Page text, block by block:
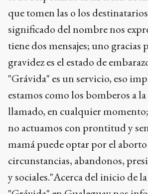
que tomen las o los
significado del nombre nos
tiene dos mensajes; uno gracias
gravidez es el estado de
"Grávida" es un servicio, eso
estamos como los bomberos a
llamado, en cualquier
no actuamos con prontitud y
mamá puede optar por el
circunstancias, abandonos,
y sociales."Acerca del inicio de